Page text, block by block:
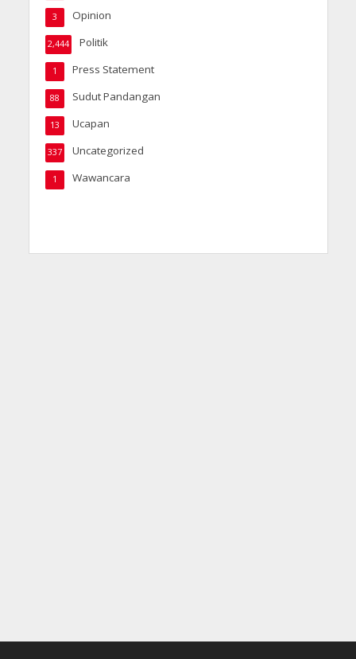
Opinion
3
Politik
2,444
Press Statement
1
Sudut Pandangan
88
Ucapan
13
Uncategorized
337
Wawancara
1